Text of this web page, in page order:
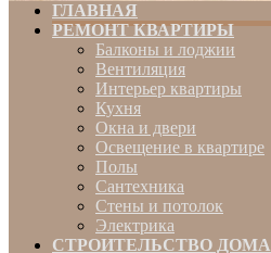
ГЛАВНАЯ
РЕМОНТ КВАРТИРЫ
Балконы и лоджии
Вентиляция
Интерьер квартиры
Кухня
Окна и двери
Освещение в квартире
Полы
Сантехника
Стены и потолок
Электрика
СТРОИТЕЛЬСТВО ДОМА